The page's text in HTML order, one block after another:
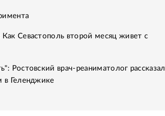
Севастополь второй месяц живет с
Ростовский врач-реаниматолог рассказал
в Геленджике